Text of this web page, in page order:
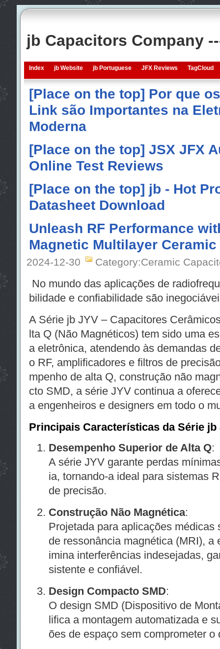
jb Capacitors Company
Index jb Website jb Portuguese JFX Reviews TagCloud
[Place on the top] Por que
Link são Importantes na
Moderna
[Place on the top] JSX JFX
Online Test Reviews
[Place on the top] jb - Hot
Datasheet Download
Unleash RF Performance
Magnetic Multilayer
2024-12-30 Category:Ceramic
No mundo das aplicações de
bilidade e confiabilidade são
A Série jb JYV – Capacitores
lta Q (Não Magnéticos) tem sido uma
a eletrônica, atendendo às demandas
o RF, amplificadores e filtros de
mpenho de alta Q, construção não
cto SMD, a série JYV continua a
a engenheiros e designers em todo o
Principais Características da Série jb
Desempenho Superior de Alta Q:
A série JYV garante perdas
ia, tornando-a ideal para sistemas
de precisão.
Construção Não Magnética:
Projetada para aplicações
de ressonância magnética (MRI), a
imina interferências indesejadas,
sistente e confiável.
Design Compacto SMD:
O design SMD (Dispositivo de
lifica a montagem automatizada e
ões de espaço sem comprometer o